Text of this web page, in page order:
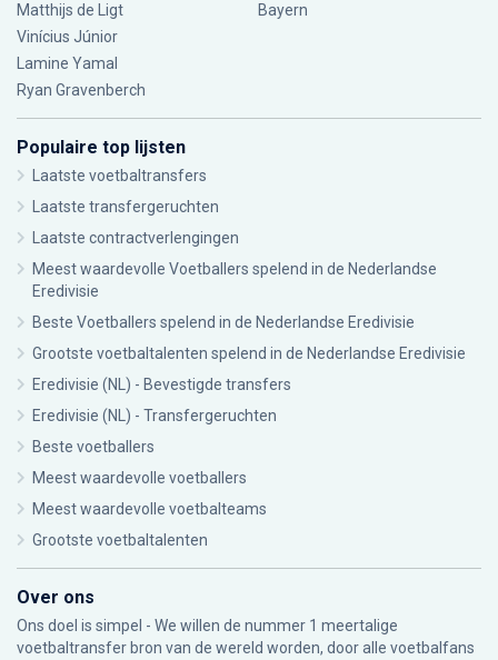
Matthijs de Ligt
Vinícius Júnior
Lamine Yamal
Ryan Gravenberch
Bayern
Populaire top lijsten
Laatste voetbaltransfers
Laatste transfergeruchten
Laatste contractverlengingen
Meest waardevolle Voetballers spelend in de Nederlandse
Eredivisie
Beste Voetballers spelend in de Nederlandse Eredivisie
Grootste voetbaltalenten spelend in de Nederlandse Eredivisie
Eredivisie (NL) - Bevestigde transfers
Eredivisie (NL) - Transfergeruchten
Beste voetballers
Meest waardevolle voetballers
Meest waardevolle voetbalteams
Grootste voetbaltalenten
Over ons
Ons doel is simpel - We willen de nummer 1 meertalige
voetbaltransfer bron van de wereld worden, door alle voetbalfans